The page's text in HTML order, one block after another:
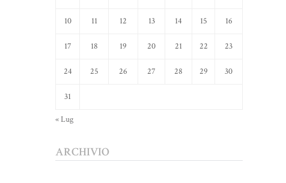
10 11 12 13 14 15 16
17 18 19 20 21 22 23
24 25 26 27 28 29 30
31
« Lug
ARCHIVIO